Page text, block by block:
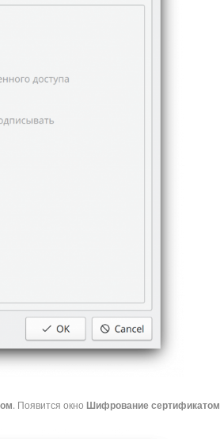
. Появится окно Шифрование сертификатом